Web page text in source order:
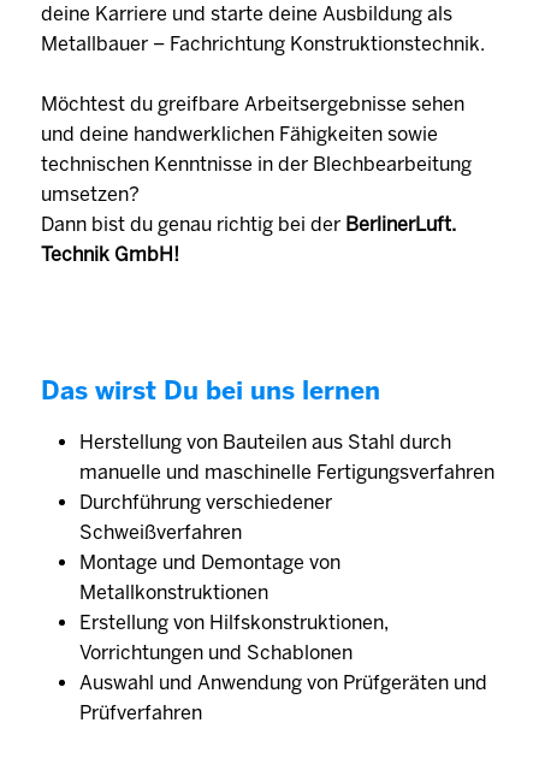
deine Karriere und starte deine Ausbildung als
Metallbauer – Fachrichtung Konstruktionstechnik.
Möchtest du greifbare Arbeitsergebnisse sehen
und deine handwerklichen Fähigkeiten sowie
technischen Kenntnisse in der Blechbearbeitung
umsetzen?
Dann bist du genau richtig bei der BerlinerLuft.
Technik GmbH!
Das wirst Du bei uns lernen
Herstellung von Bauteilen aus Stahl durch
manuelle und maschinelle Fertigungsverfahren
Durchführung verschiedener
Schweißverfahren
Montage und Demontage von
Metallkonstruktionen
Erstellung von Hilfskonstruktionen,
Vorrichtungen und Schablonen
Auswahl und Anwendung von Prüfgeräten und
Prüfverfahren